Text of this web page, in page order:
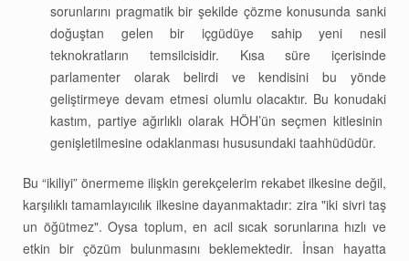
sorunlarını pragmatik bir şekilde çözme konusunda sanki
doğuştan gelen bir içgüdüye sahip yeni nesil
teknokratların temsilcisidir. Kısa süre içerisinde
parlamenter olarak belirdi ve kendisini bu yönde
geliştirmeye devam etmesi olumlu olacaktır. Bu konudaki
kastım, partiye ağırlıklı olarak HÖH’ün seçmen kitlesinin
genişletilmesine odaklanması hususundaki taahhüdüdür.
Bu “ikiliyi” önermeme ilişkin gerekçelerim rekabet ilkesine değil,
karşılıklı tamamlayıcılık ilkesine dayanmaktadır: zira "iki sivri taş
un öğütmez". Oysa toplum, en acil sıcak sorunlarına hızlı ve
etkin bir çözüm bulunmasını beklemektedir. İnsan hayatta